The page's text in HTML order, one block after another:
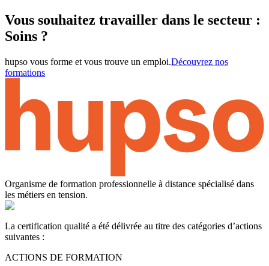
Vous souhaitez travailler dans le secteur :
Soins ?
hupso vous forme et vous trouve un emploi.Découvrez nos
formations
Organisme de formation professionnelle à distance spécialisé dans
les métiers en tension.
La certification qualité a été délivrée au titre des catégories d’actions
suivantes :
ACTIONS DE FORMATION